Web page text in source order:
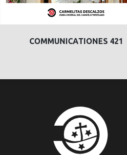
COMMUNICATIONES 421